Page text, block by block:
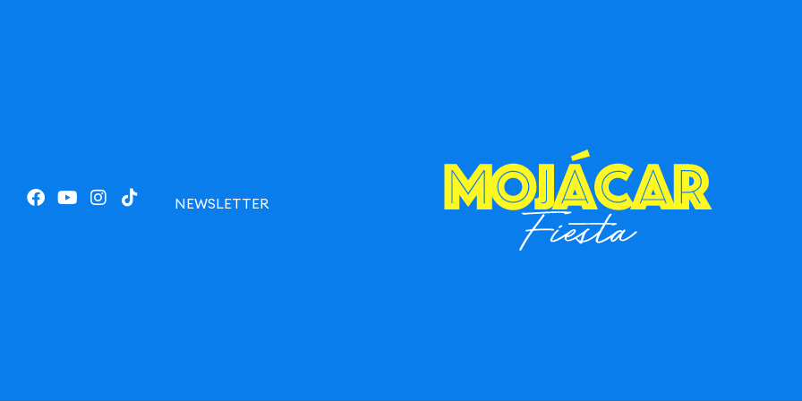
NEWSLETTER